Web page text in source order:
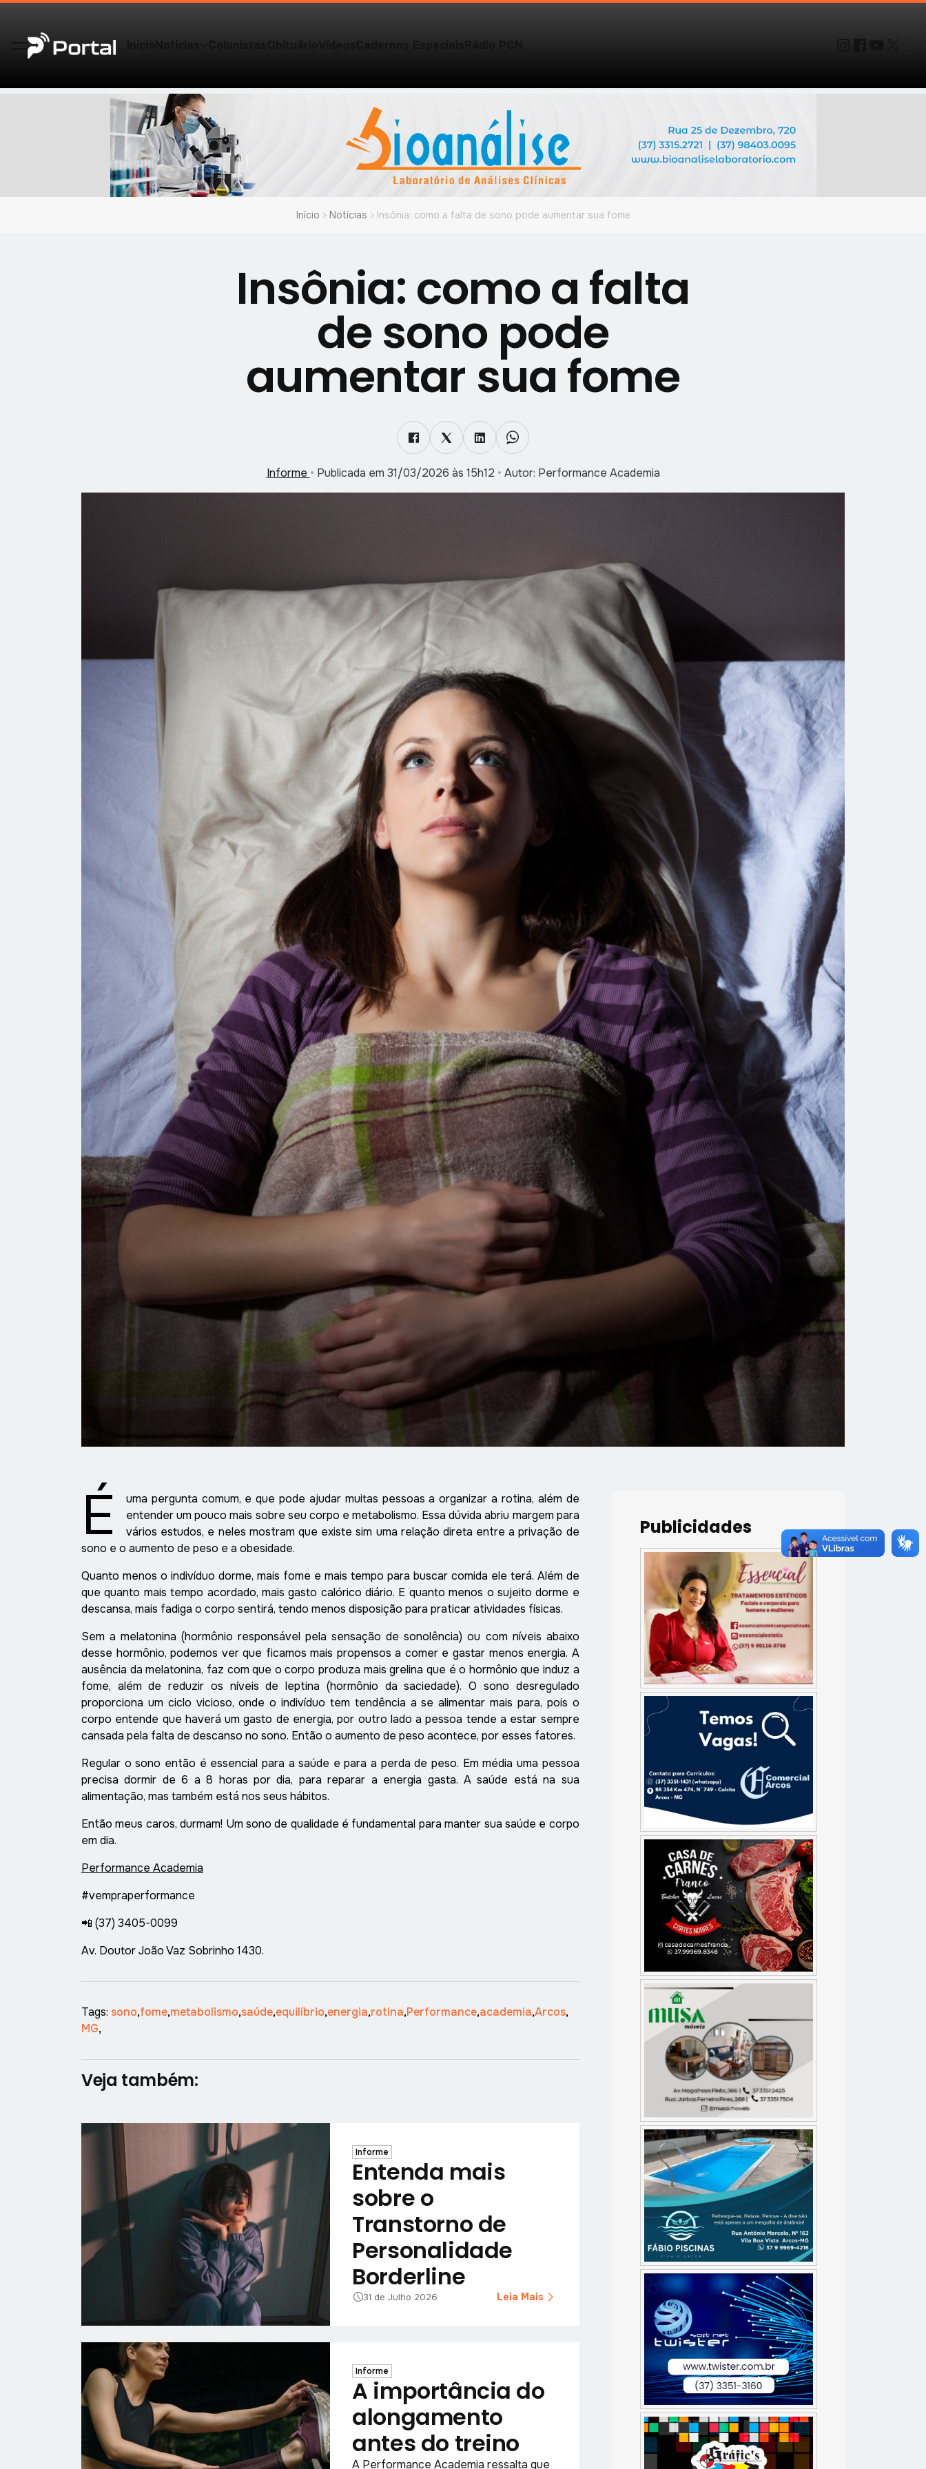
Início Notícias Insônia: como a falta de sono pode aumentar sua fome
Insônia: como a falta
de sono pode
aumentar sua fome
Informe • Publicada em 31/03/2026 às 15h12 • Autor: Performance Academia
É
uma pergunta comum, e que pode ajudar muitas pessoas a organizar a rotina, além de
entender um pouco mais sobre seu corpo e metabolismo. Essa dúvida abriu margem para
vários estudos, e neles mostram que existe sim uma relação direta entre a privação de
sono e o aumento de peso e a obesidade.
Quanto menos o indivíduo dorme, mais fome e mais tempo para buscar comida ele terá. Além de
que quanto mais tempo acordado, mais gasto calórico diário. E quanto menos o sujeito dorme e
descansa, mais fadiga o corpo sentirá, tendo menos disposição para praticar atividades físicas.
Sem a melatonina (hormônio responsável pela sensação de sonolência) ou com níveis abaixo
desse hormônio, podemos ver que ficamos mais propensos a comer e gastar menos energia. A
ausência da melatonina, faz com que o corpo produza mais grelina que é o hormônio que induz a
fome, além de reduzir os níveis de leptina (hormônio da saciedade). O sono desregulado
proporciona um ciclo vicioso, onde o indivíduo tem tendência a se alimentar mais para, pois o
corpo entende que haverá um gasto de energia, por outro lado a pessoa tende a estar sempre
cansada pela falta de descanso no sono. Então o aumento de peso acontece, por esses fatores.
Regular o sono então é essencial para a saúde e para a perda de peso. Em média uma pessoa
precisa dormir de 6 a 8 horas por dia, para reparar a energia gasta. A saúde está na sua
alimentação, mas também está nos seus hábitos.
Então meus caros, durmam! Um sono de qualidade é fundamental para manter sua saúde e corpo
em dia.
Performance Academia
#vempraperformance
📲 (37) 3405-0099
Av. Doutor João Vaz Sobrinho 1430.
Tags: sono,fome,metabolismo,saúde,equilíbrio,energia,rotina,Performance,academia,Arcos,
MG,
Veja também:
Informe
Entenda mais
sobre o
Transtorno de
Personalidade
Borderline
31 de Julho 2026 Leia Mais
Informe
A importância do
alongamento
antes do treino
A Performance Academia ressalta que
Publicidades